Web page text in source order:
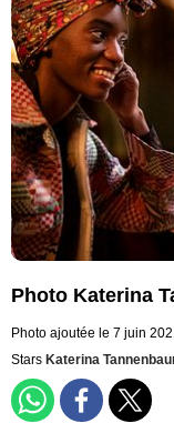
Photo Katerina
Photo ajoutée le 7 juin
Stars Katerina